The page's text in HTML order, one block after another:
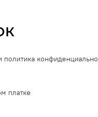
политика
платке